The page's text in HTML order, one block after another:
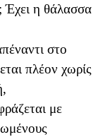
Έχει η θάλασσα
στο
πλέον χωρίς
με